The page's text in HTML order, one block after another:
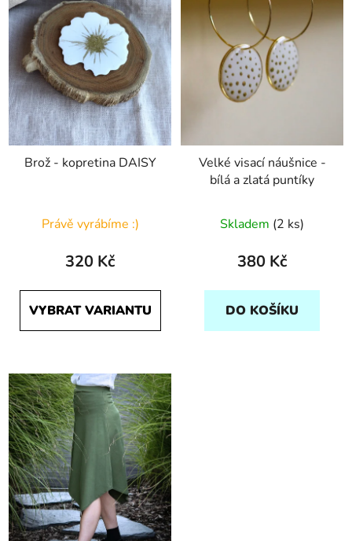
Brož - kopretina DAISY
Právě vyrábíme :)
320 Kč
VYBRAT VARIANTU
Velké visací náušnice -
bílá a zlatá puntíky
Skladem (2 ks)
380 Kč
DO KOŠÍKU